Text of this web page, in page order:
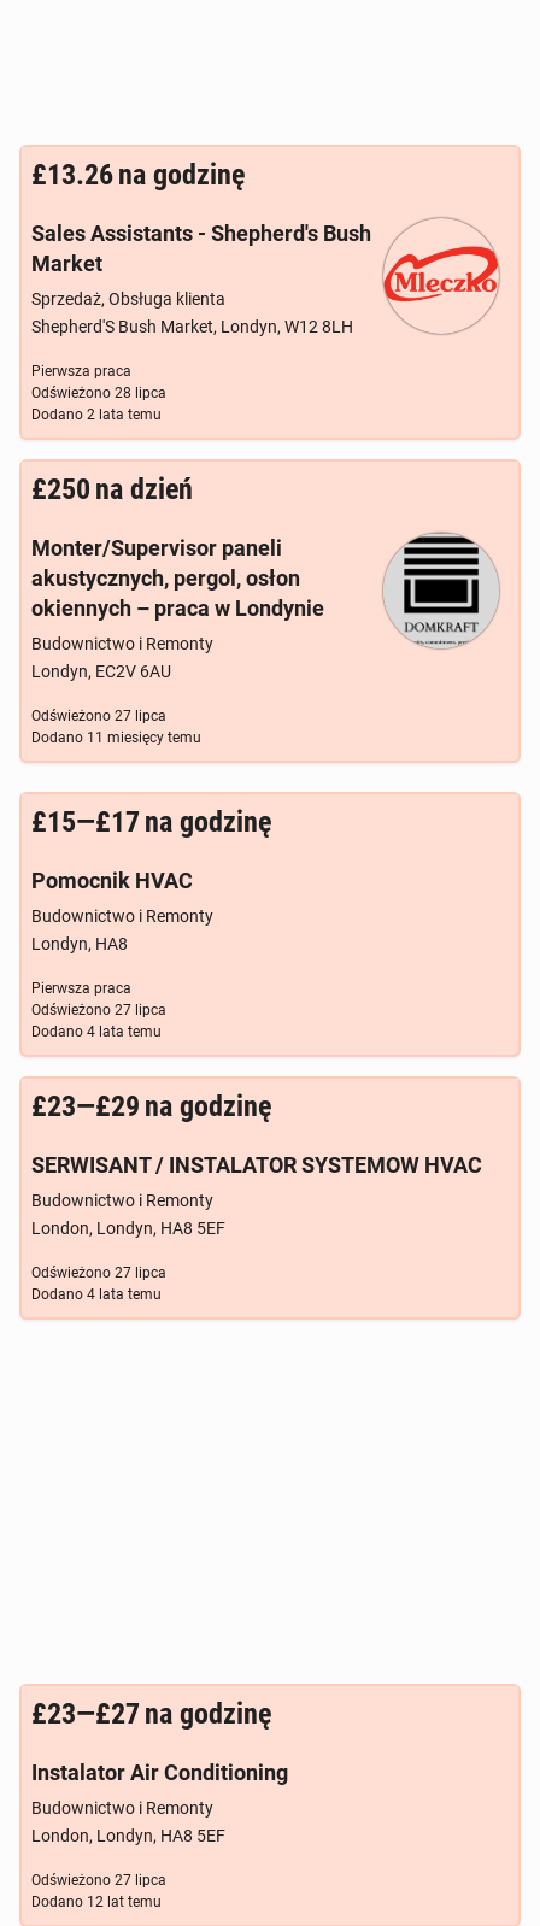
£13.26na godzinę
Sales Assistants - Shepherd's Bush
Market
Sprzedaż, Obsługa klienta
Shepherd'S Bush Market, Londyn, W12 8LH
Pierwsza praca
Odświeżono 28 lipca
Dodano 2 lata temu
£250 na dzień
Monter/Supervisor paneli
akustycznych, pergol, osłon
okiennych – praca w Londynie
Budownictwo i Remonty
Londyn, EC2V 6AU
Odświeżono 27 lipca
Dodano 11 miesięcy temu
£15—£17na godzinę
Pomocnik HVAC
Budownictwo i Remonty
Londyn, HA8
Pierwsza praca
Odświeżono 27 lipca
Dodano 4 lata temu
£23—£29 na godzinę
SERWISANT / INSTALATOR SYSTEMOW HVAC
Budownictwo i Remonty
London, Londyn, HA8 5EF
Odświeżono 27 lipca
Dodano 4 lata temu
£23—£27na godzinę
Instalator Air Conditioning
Budownictwo i Remonty
London, Londyn, HA8 5EF
Odświeżono 27 lipca
Dodano 12 lat temu